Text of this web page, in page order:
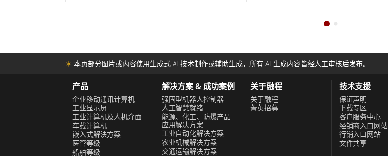
＊ 本页部分图片或内容使用生成式 AI 技术制作或辅助生成，所有 AI 生成内容皆经人工审核后发布。
产品
企业移动通讯计算机
工业显示屏
工业计算机及人机介面
车载计算机
嵌入式解決方案
医管等级
船舶等级
解决方案 & 成功案例
强固型机器人控制器
人工智慧就绪
能源、化工、防爆产品
应用解决方案
工业自动化解决方案
农业机械解决方案
交通运输解决方案
关于融程
关于融程
菁英招募
技术支援
保证声明
下载专区
客户服务中心
经销商入口网站
行销入口网站
文件共享